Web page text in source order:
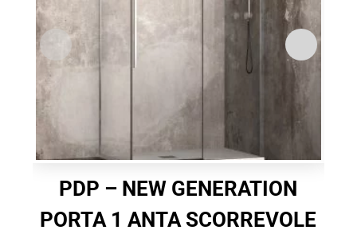
PDP – NEW GENERATION
PORTA 1 ANTA SCORREVOLE